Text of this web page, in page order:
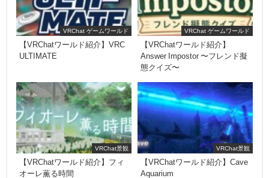
VRChat ゲームワールド
【VRChatワールド紹介】VRC
ULTIMATE
VRChat ゲームワールド
【VRChatワールド紹介】
Answer Impostor 〜フレンド擬
態クイズ〜
VRChat景観
【VRChatワールド紹介】フィ
オーレ薫る時間
VRChat景観
【VRChatワールド紹介】Cave
Aquarium